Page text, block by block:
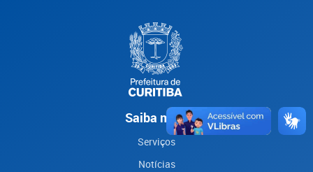
Saiba mais
Serviços
Notícias